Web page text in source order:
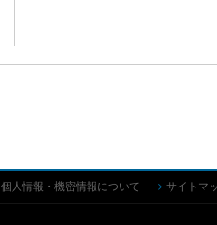
個人情報・機密情報について サイトマ